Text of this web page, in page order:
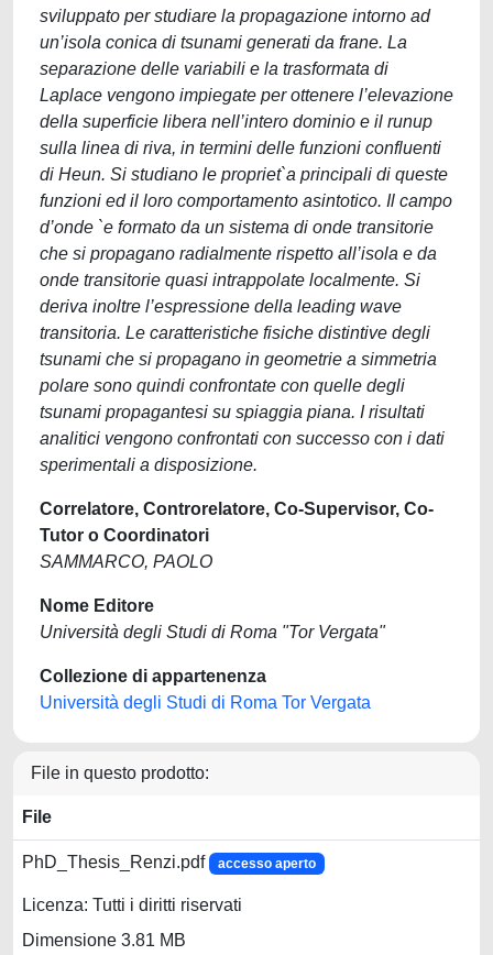
sviluppato per studiare la propagazione intorno ad
un’isola conica di tsunami generati da frane. La
separazione delle variabili e la trasformata di
Laplace vengono impiegate per ottenere l’elevazione
della superficie libera nell’intero dominio e il runup
sulla linea di riva, in termini delle funzioni confluenti
di Heun. Si studiano le propriet`a principali di queste
funzioni ed il loro comportamento asintotico. Il campo
d’onde `e formato da un sistema di onde transitorie
che si propagano radialmente rispetto all’isola e da
onde transitorie quasi intrappolate localmente. Si
deriva inoltre l’espressione della leading wave
transitoria. Le caratteristiche fisiche distintive degli
tsunami che si propagano in geometrie a simmetria
polare sono quindi confrontate con quelle degli
tsunami propagantesi su spiaggia piana. I risultati
analitici vengono confrontati con successo con i dati
sperimentali a disposizione.
Correlatore, Controrelatore, Co-Supervisor, Co-
Tutor o Coordinatori
SAMMARCO, PAOLO
Nome Editore
Università degli Studi di Roma "Tor Vergata"
Collezione di appartenenza
Università degli Studi di Roma Tor Vergata
File in questo prodotto:
File
PhD_Thesis_Renzi.pdf accesso aperto
Licenza: Tutti i diritti riservati
Dimensione 3.81 MB